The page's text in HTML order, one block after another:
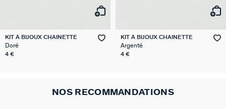
KIT À BIJOUX CHAINETTE
Doré
4 €
KIT À BIJOUX CHAINETTE
Argenté
4 €
NOS RECOMMANDATIONS